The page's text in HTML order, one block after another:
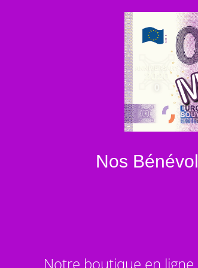
Nos
Notre boutique en